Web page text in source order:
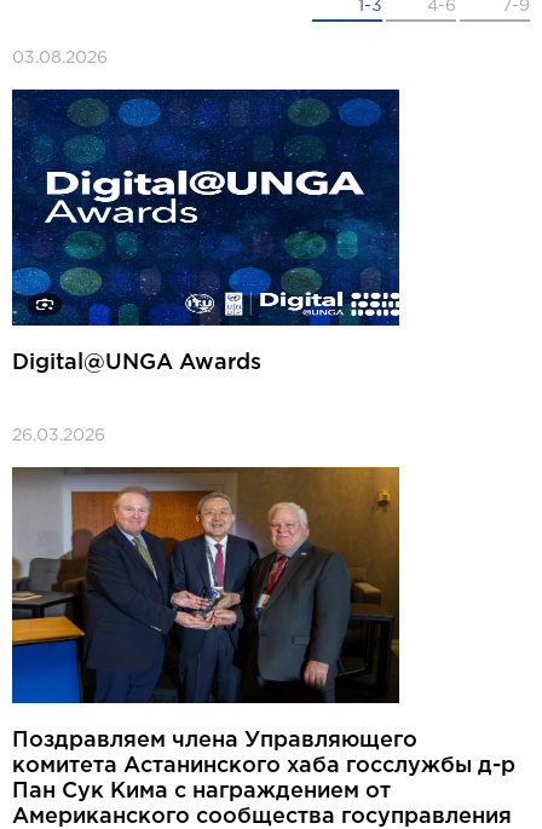
1-3 4-6 7-9
03.08.2026
Digital@UNGA Awards
26.03.2026
Поздравляем члена Управляющего
комитета Астанинского хаба госслужбы д-р
Пан Сук Кима с награждением от
Американского сообщества госуправления